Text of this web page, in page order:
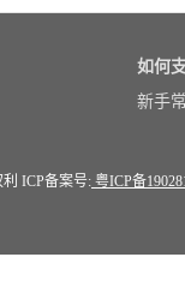
如何
新手
ICP备案号: 粤ICP备